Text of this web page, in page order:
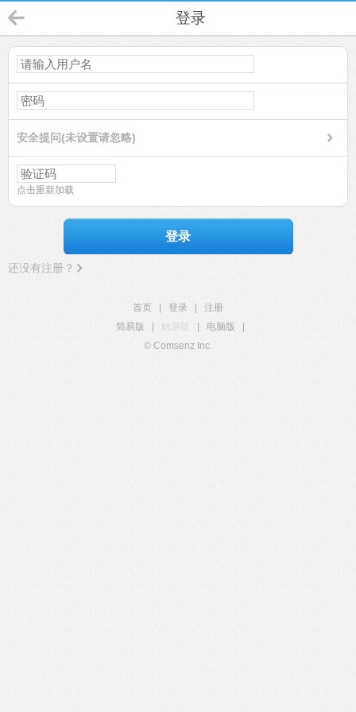
登录
安全提问(未设置请忽略)
点击重新加载
登录
还没有注册？
首页 登录
注册
简易版
触屏版 电脑版
© Comsenz Inc.